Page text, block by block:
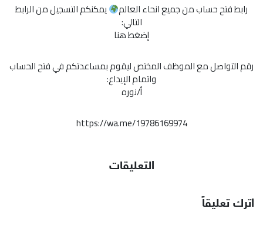
رابط فتح حساب من جميع انحاء العالم
يمكنكم التسجيل من الرابط
التالي:
إضغط هنا
رقم التواصل مع الموظف المختص ليقوم بمساعدتكم في فتح الحساب
واتمام الإيداع:
أ/نوره
https://wa.me/19786169974
التعليقات
اترك تعليقاً